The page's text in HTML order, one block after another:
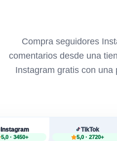
Compra seguidores
comentarios desde una
Instagram gratis con
Instagram
5,0 · 3450+
TikTok
5,0 · 2720+